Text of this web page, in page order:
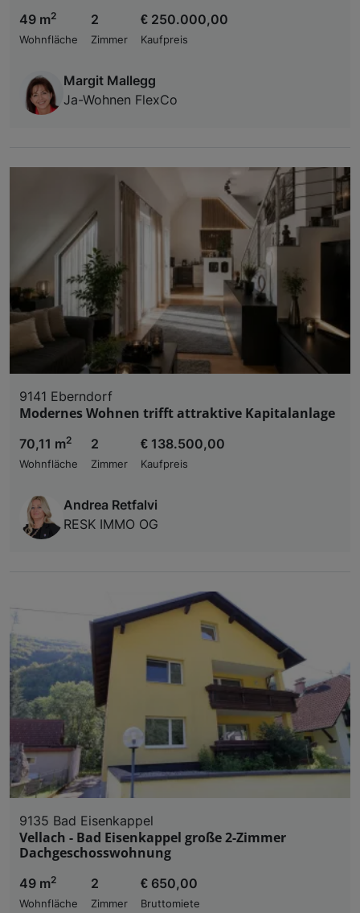
49 m2
Wohnfläche
2
Zimmer
€ 250.000,00
Kaufpreis
Margit Mallegg
Ja-Wohnen FlexCo
9141 Eberndorf
Modernes Wohnen trifft attraktive Kapitalanlage
70,11 m2
Wohnfläche
2
Zimmer
€ 138.500,00
Kaufpreis
Andrea Retfalvi
RESK IMMO OG
9135 Bad Eisenkappel
Vellach - Bad Eisenkappel große 2-Zimmer
Dachgeschosswohnung
49 m2
Wohnfläche
2
Zimmer
€ 650,00
Bruttomiete